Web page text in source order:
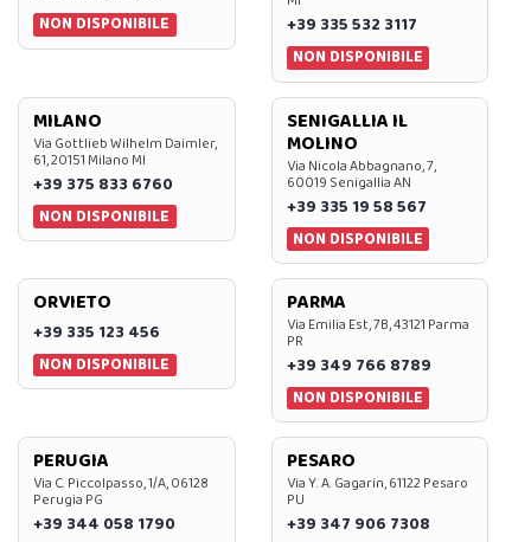
NON DISPONIBILE
+39 335 532 3117
NON DISPONIBILE
MILANO
Via Gottlieb Wilhelm Daimler,
61, 20151 Milano MI
+39 375 833 6760
NON DISPONIBILE
SENIGALLIA IL
MOLINO
Via Nicola Abbagnano, 7,
60019 Senigallia AN
+39 335 19 58 567
NON DISPONIBILE
ORVIETO
+39 335 123 456
NON DISPONIBILE
PARMA
Via Emilia Est, 7B, 43121 Parma
PR
+39 349 766 8789
NON DISPONIBILE
PERUGIA
Via C. Piccolpasso, 1/A, 06128
Perugia PG
+39 344 058 1790
PESARO
Via Y. A. Gagarin, 61122 Pesaro
PU
+39 347 906 7308